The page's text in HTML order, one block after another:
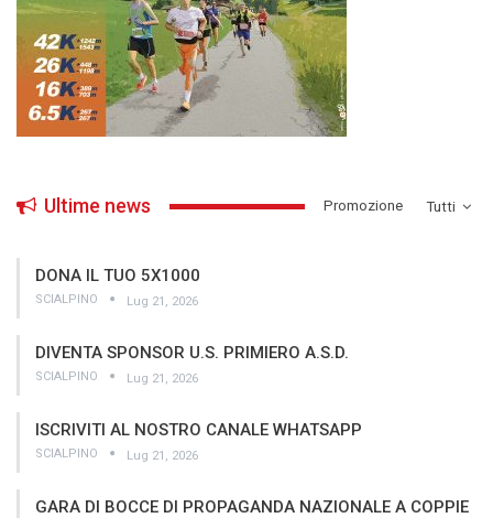
Tutti
Ultime news ­Promozione
DONA IL TUO 5X1000
SCIALPINO Lug 21, 2026
DIVENTA SPONSOR U.S. PRIMIERO A.S.D.
SCIALPINO Lug 21, 2026
ISCRIVITI AL NOSTRO CANALE WHATSAPP
SCIALPINO Lug 21, 2026
GARA DI BOCCE DI PROPAGANDA NAZIONALE A COPPIE